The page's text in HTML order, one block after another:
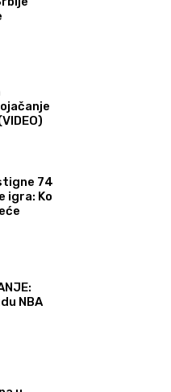
74
igra: Ko
NBA